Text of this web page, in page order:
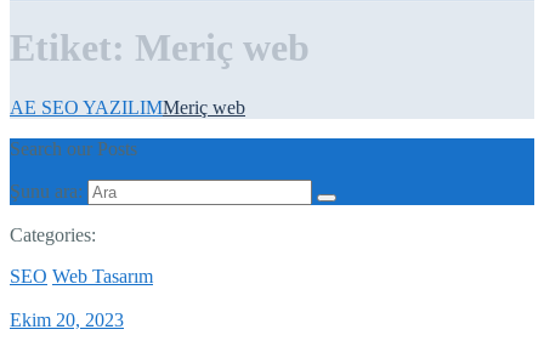
Etiket: Meriç web
AE SEO YAZILIMMeriç web
Search our Posts
Şunu ara:
Categories:
SEO Web Tasarım
Ekim 20, 2023